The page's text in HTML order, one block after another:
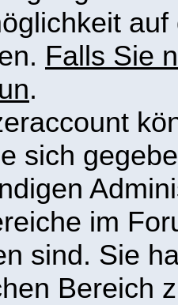
Falls Sie
.
sich
im
sind. Sie
Bereich